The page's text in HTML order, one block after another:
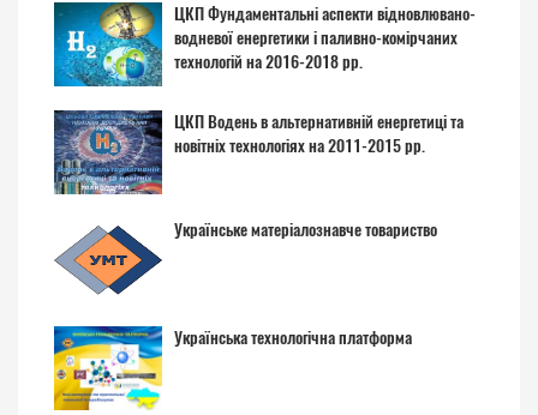
ЦКП Фундаментальні аспекти відновлювано-
водневої енергетики і паливно-комірчаних
технологій на 2016-2018 рр.
ЦКП Водень в альтернативній енергетиці та
новітніх технологіях на 2011-2015 рр.
Українське матеріалознавче товариство
Українська технологічна платформа